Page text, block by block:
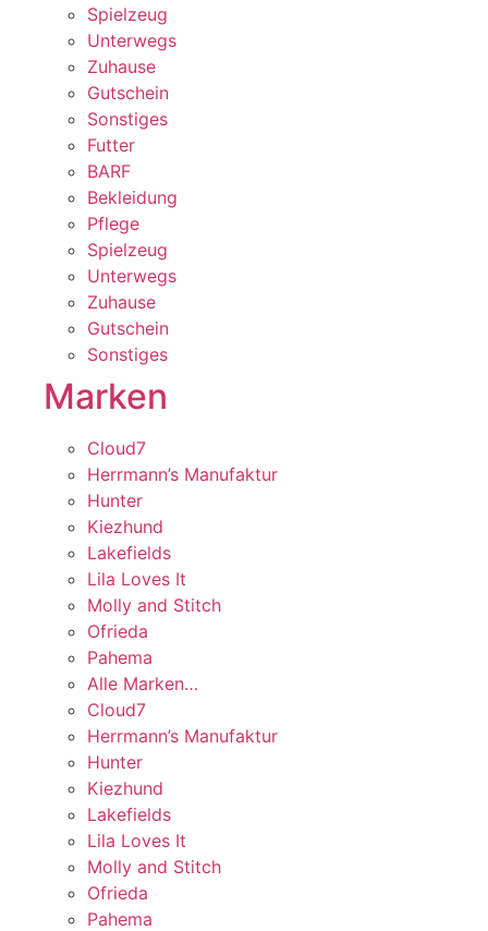
Spielzeug
Unterwegs
Zuhause
Gutschein
Sonstiges
Futter
BARF
Bekleidung
Pflege
Spielzeug
Unterwegs
Zuhause
Gutschein
Sonstiges
Marken
Cloud7
Herrmann’s Manufaktur
Hunter
Kiezhund
Lakefields
Lila Loves It
Molly and Stitch
Ofrieda
Pahema
Alle Marken…
Cloud7
Herrmann’s Manufaktur
Hunter
Kiezhund
Lakefields
Lila Loves It
Molly and Stitch
Ofrieda
Pahema